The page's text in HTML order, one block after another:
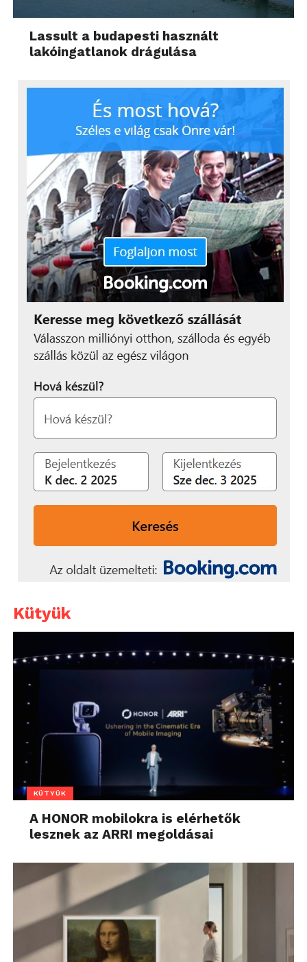
Lassult a budapesti használt
lakóingatlanok drágulása
Kütyük
KÜTYÜK
A HONOR mobilokra is elérhetők
lesznek az ARRI megoldásai